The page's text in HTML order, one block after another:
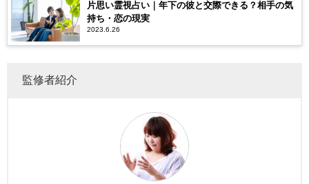
片思い霊視占い｜年下の彼と交際できる？相手の気
持ち・恋の現実
2023.6.26
監修者紹介